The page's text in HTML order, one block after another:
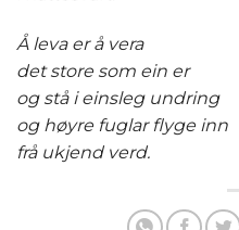
Å leva er å vera
det store som ein er
og stå i einsleg undring
og høyre fuglar flyge inn
frå ukjend verd.